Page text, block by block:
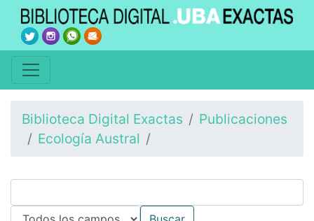
Biblioteca Digital Exactas
Publicaciones
Ecología Austral